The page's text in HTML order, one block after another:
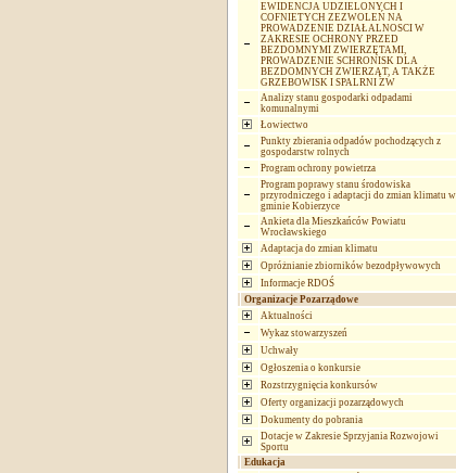
EWIDENCJA UDZIELONYCH I
COFNIETYCH ZEZWOLEŃ NA
PROWADZENIE DZIAŁALNOSCI W
ZAKRESIE OCHRONY PRZED
BEZDOMNYMI ZWIERZĘTAMI,
PROWADZENIE SCHRONISK DLA
BEZDOMNYCH ZWIERZĄT, A TAKŻE
GRZEBOWISK I SPALRNI ZW
Analizy stanu gospodarki odpadami
komunalnymi
Łowiectwo
Punkty zbierania odpadów pochodzących z
gospodarstw rolnych
Program ochrony powietrza
Program poprawy stanu środowiska
przyrodniczego i adaptacji do zmian klimatu w
gminie Kobierzyce
Ankieta dla Mieszkańców Powiatu
Wrocławskiego
Adaptacja do zmian klimatu
Opróżnianie zbiorników bezodpływowych
Informacje RDOŚ
Organizacje Pozarządowe
Aktualności
Wykaz stowarzyszeń
Uchwały
Ogłoszenia o konkursie
Rozstrzygnięcia konkursów
Oferty organizacji pozarządowych
Dokumenty do pobrania
Dotacje w Zakresie Sprzyjania Rozwojowi
Sportu
Edukacja